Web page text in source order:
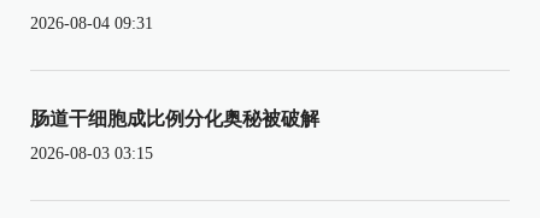
2026-08-04 09:31
肠道干细胞成比例分化奥秘被破解
2026-08-03 03:15